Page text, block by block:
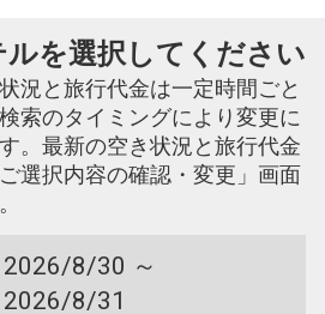
を選択してください
況と旅行代金は一定時間ごと
索のタイミングにより変更に
。最新の空き状況と旅行代金
選択内容の確認・変更」画面
2026/8/30 ～
2026/8/31